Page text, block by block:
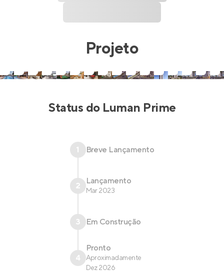
Projeto
Status do Luman Prime
1 Breve Lançamento
2 Lançamento
Mar 2023
3 Em Construção
4
Pronto
Aproximadamente
Dez 2026